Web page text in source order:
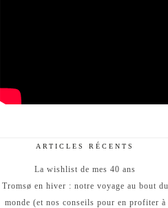
ARTICLES RÉCENTS
La wishlist de mes 40 ans
Tromsø en hiver : notre voyage au bout du
monde (et nos conseils pour en profiter à